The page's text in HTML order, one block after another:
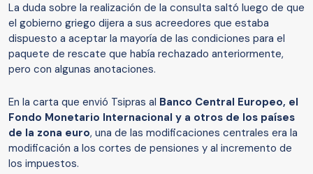
La duda sobre la realización de la consulta saltó luego de que
el gobierno griego dijera a sus acreedores que estaba
dispuesto a aceptar la mayoría de las condiciones para el
paquete de rescate que había rechazado anteriormente,
pero con algunas anotaciones.
En la carta que envió Tsipras al Banco Central Europeo, el
Fondo Monetario Internacional y a otros de los países
de la zona euro, una de las modificaciones centrales era la
modificación a los cortes de pensiones y al incremento de
los impuestos.